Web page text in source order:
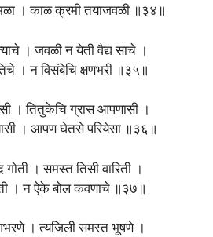
। काळ क्रमी तयाजवळी ॥३४॥
। जवळी न येती वैद्य साचे ।
। न विसंबेचि क्षणभरी ॥३५॥
। तितुकेचि ग्रास आपणासी ।
। आपण घेतसे परियेसा ॥३६॥
गोती । समस्त तिसी वारिती ।
। न ऐके बोल कवणाचे ॥३७॥
। त्यजिली समस्त भूषणे ।